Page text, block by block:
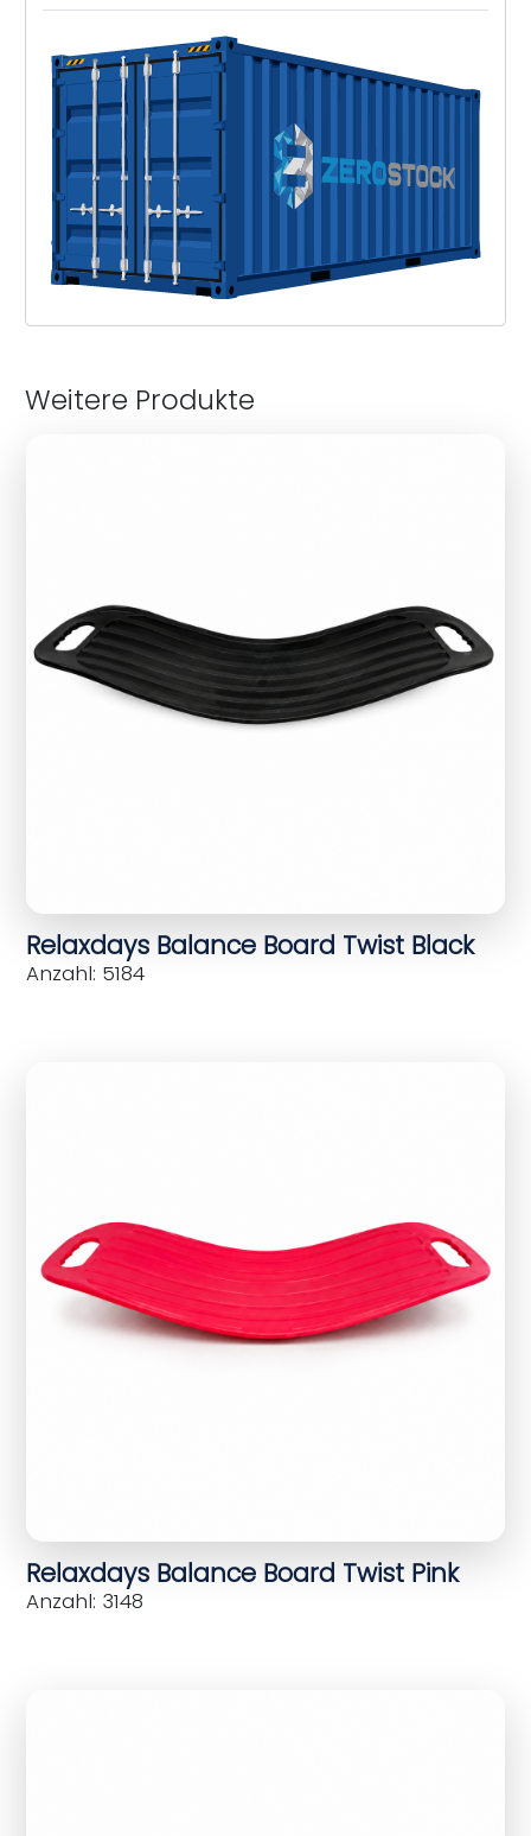
Weitere Produkte
Relaxdays Balance Board Twist Black
Anzahl: 5184
Relaxdays Balance Board Twist Pink
Anzahl: 3148